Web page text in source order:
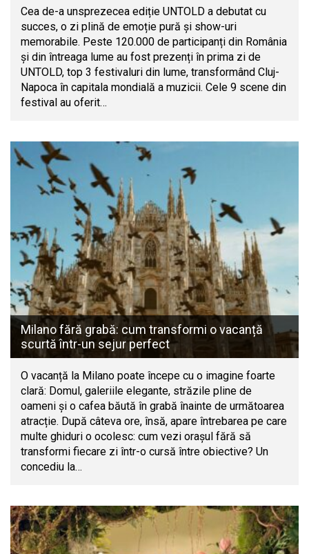
Cea de-a unsprezecea ediție UNTOLD a debutat cu
succes, o zi plină de emoție pură și show-uri
memorabile. Peste 120.000 de participanți din România
și din întreaga lume au fost prezenți în prima zi de
UNTOLD, top 3 festivaluri din lume, transformând Cluj-
Napoca în capitala mondială a muzicii. Cele 9 scene din
festival au oferit…
Milano fără grabă: cum transformi o vacanță
scurtă într-un sejur perfect
O vacanță la Milano poate începe cu o imagine foarte
clară: Domul, galeriile elegante, străzile pline de
oameni și o cafea băută în grabă înainte de următoarea
atracție. După câteva ore, însă, apare întrebarea pe care
multe ghiduri o ocolesc: cum vezi orașul fără să
transformi fiecare zi într-o cursă între obiective? Un
concediu la…